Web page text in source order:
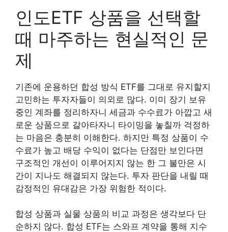
인도ETF 상품을 선택할
때 마주하는 현실적인 문
제
기존에 운용하던 합성 방식 ETF를 그대로 유지할지
고민하는 투자자들이 의외로 많다. 이미 장기 보유
중인 계좌를 정리하자니 세금과 수수료가 아깝고 새
로운 상품으로 갈아타자니 타이밍을 놓칠까 걱정하
는 마음은 충분히 이해한다. 하지만 특정 상품이 수
수료가 높고 배당 수익이 없다는 단점만 보인다면
구조적인 개선이 이루어지지 않는 한 그 불만은 시
간이 지나도 해결되지 않는다. 투자 판단을 내릴 때
감정적인 유대감은 가장 위험한 적이다.
합성 상품과 실물 상품의 비교 과정은 생각보다 단
순하지 않다. 합성 ETF는 스와프 계약을 통해 지수